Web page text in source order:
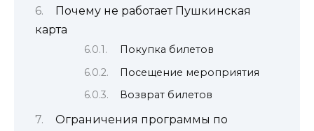
Почему не работает Пушкинская
карта
Покупка билетов
Посещение мероприятия
Возврат билетов
Ограничения программы по